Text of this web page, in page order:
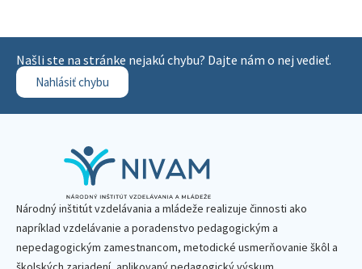
Našli ste na stránke nejakú chybu? Dajte nám o nej vedieť.
Nahlásiť chybu
Národný inštitút vzdelávania a mládeže realizuje činnosti ako
napríklad vzdelávanie a poradenstvo pedagogickým a
nepedagogickým zamestnancom, metodické usmerňovanie škôl a